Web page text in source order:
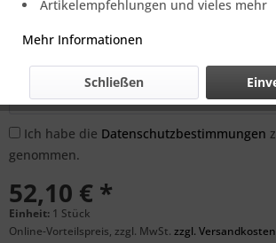
Benachrichtigen Sie mich, sobald
Ich habe die Datenschutzbestimmungen
genommen.
52,10 € *
Einheit: 1 Stück
Online-Vorteilspreis, zzgl. MwSt. zzgl.
Artikelempfehlungen und vieles mehr
Mehr Informationen
Schließen